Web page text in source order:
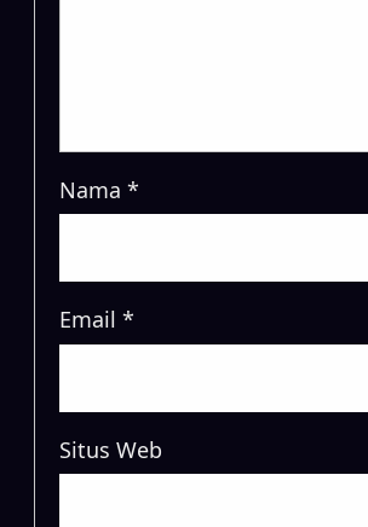
Nama *
Email *
Situs Web